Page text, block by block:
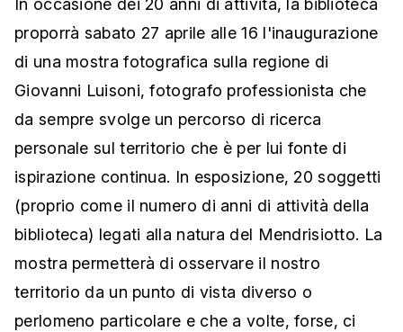
In occasione dei 20 anni di attività, la biblioteca
proporrà sabato 27 aprile alle 16 l'inaugurazione
di una mostra fotografica sulla regione di
Giovanni Luisoni, fotografo professionista che
da sempre svolge un percorso di ricerca
personale sul territorio che è per lui fonte di
ispirazione continua. In esposizione, 20 soggetti
(proprio come il numero di anni di attività della
biblioteca) legati alla natura del Mendrisiotto. La
mostra permetterà di osservare il nostro
territorio da un punto di vista diverso o
perlomeno particolare e che a volte, forse, ci